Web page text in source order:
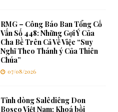
RMG – Công Báo Ban Tổng Cố
Vấn Số 448: Những Gợi Ý Của
Cha Bề Trên Cả Về Việc “Suy
Nghĩ Theo Thánh ý Của Thiên
Chúa”
07/08/2026
Tỉnh dòng Salêdiêng Don
Bosco Việt Nam: Khoá bồi